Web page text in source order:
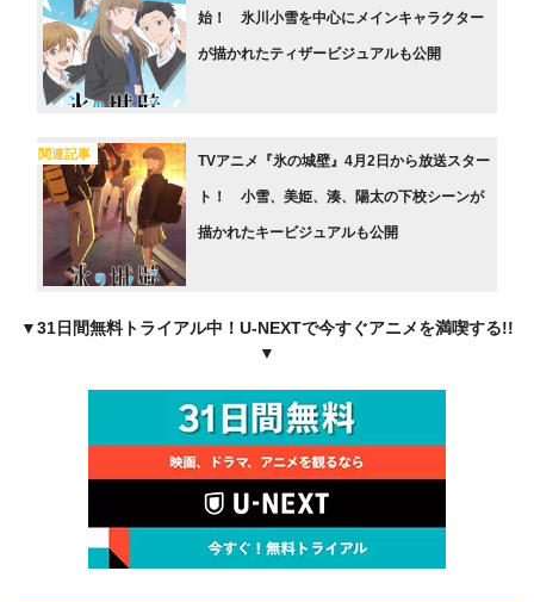
始！ 氷川小雪を中心にメインキャラクター
が描かれたティザービジュアルも公開
関連記事 TVアニメ『氷の城壁』4月2日から放送スター
ト！ 小雪、美姫、湊、陽太の下校シーンが
描かれたキービジュアルも公開
▼31日間無料トライアル中！U-NEXTで今すぐアニメを満喫する!!
▼